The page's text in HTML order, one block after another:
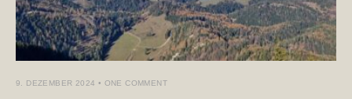
9. DEZEMBER 2024 • ONE COMMENT